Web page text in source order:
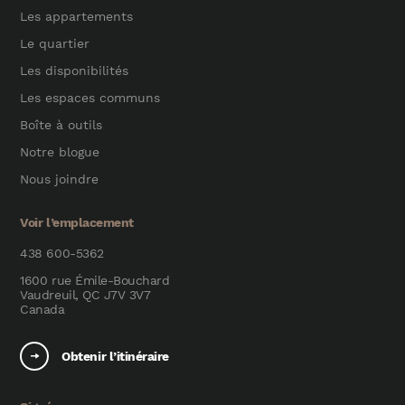
Les appartements
Le quartier
Les disponibilités
Les espaces communs
Boîte à outils
Notre blogue
Nous joindre
Voir l’emplacement
438 600-5362
1600 rue Émile-Bouchard
Vaudreuil, QC J7V 3V7
Canada
Obtenir l’itinéraire